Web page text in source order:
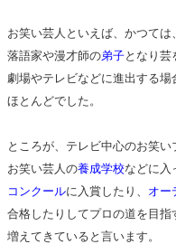
お笑い芸人といえば、かつては、
落語家や漫才師の弟子となり芸
劇場やテレビなどに進出する場
ほとんどでした。
ところが、テレビ中心のお笑い
お笑い芸人の養成学校などに入
コンクールに入賞したり、 オー
合格したりしてプロの道を目指
増えてきていると言います。